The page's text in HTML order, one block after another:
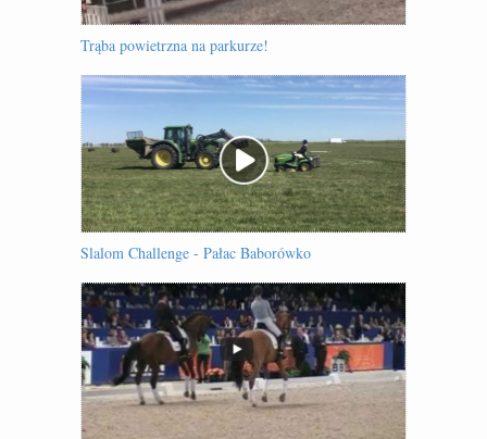
Trąba powietrzna na parkurze!
Slalom Challenge - Pałac Baborówko